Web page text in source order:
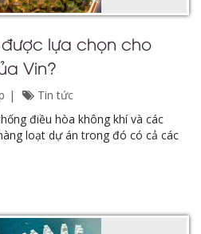
được lựa chọn cho
Vin?
Tin tức
điều hòa không khí và các
loạt dự án trong đó có cả các